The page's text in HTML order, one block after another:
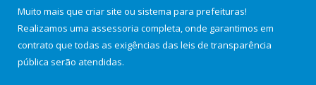
Muito mais que criar site ou sistema para prefeituras!
Realizamos uma assessoria completa, onde garantimos em
contrato que todas as exigências das leis de transparência
pública serão atendidas.